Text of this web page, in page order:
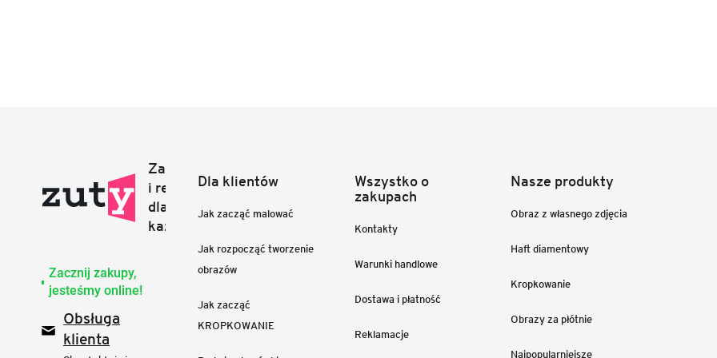
Zacznij zakupy,
jesteśmy online!
Obsługa
klienta
Dla klientów
Jak zacząć malować
Jak rozpocząć tworzenie
obrazów
Jak zacząć
KROPKOWANIE
Wszystko o
zakupach
Kontakty
Warunki handlowe
Dostawa i płatność
Reklamacje
Nasze produkty
Obraz z własnego zdjęcia
Haft diamentowy
Kropkowanie
Obrazy za płótnie
Najpopularniejsze